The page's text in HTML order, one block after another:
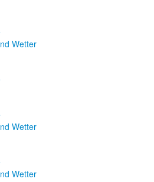
Wetter
Wetter
Wetter